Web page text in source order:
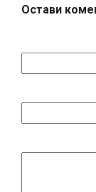
Остави